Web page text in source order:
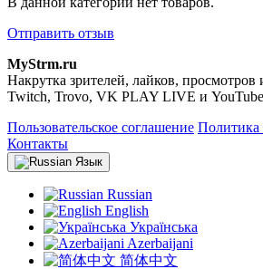
Отправить отзыв
MyStrm.ru
Накрутка зрителей, лайков, просмотров
Twitch, Trovo, VK PLAY LIVE и
Пользовательское соглашение Политика
Контакты
Язык
Russian
English
Українська
Azerbaijani
简体中文